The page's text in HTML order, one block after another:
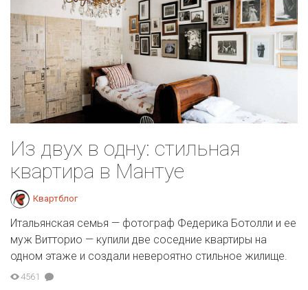
Из двух в одну: стильная
квартира в Мантуе
Квартблог
Итальянская семья — фотограф Федерика Ботолли и ее
муж Витторио — купили две соседние квартиры на
одном этаже и создали невероятно стильное жилище.
4561